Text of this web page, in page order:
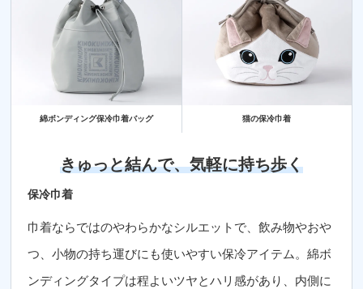
綿ボンディング保冷巾着バッグ 猫の保冷巾着
きゅっと結んで、気軽に持ち歩く
保冷巾着
巾着ならではのやわらかなシルエットで、飲み物やおや
つ、小物の持ち運びにも使いやすい保冷アイテム。綿ボ
ンディングタイプは程よいツヤとハリ感があり、内側に